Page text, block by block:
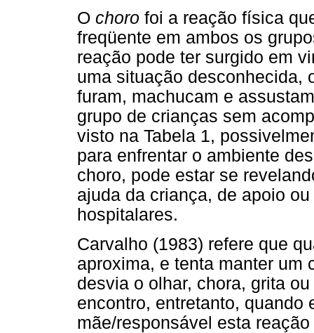
O choro foi a reação física
freqüente em ambos os
reação pode ter surgido em
uma situação desconhecida,
furam, machucam e
grupo de crianças sem
visto na Tabela 1,
para enfrentar o ambiente
choro, pode estar se
ajuda da criança, de apoio
hospitalares.
Carvalho (1983) refere que
aproxima, e tenta manter um
desvia o olhar, chora, grita
encontro, entretanto, quando
mãe/responsável esta